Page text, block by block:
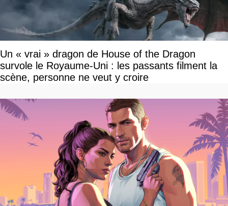
Un « vrai » dragon de House of the Dragon
survole le Royaume-Uni : les passants filment la
scène, personne ne veut y croire